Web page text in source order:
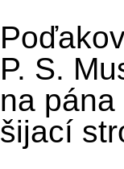
P. S.
na
šijací